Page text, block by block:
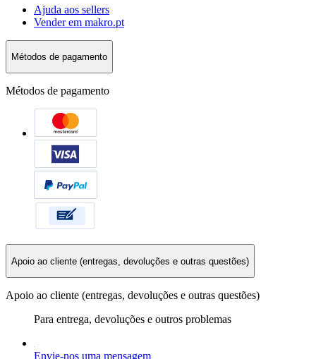
Ajuda aos sellers
Vender em makro.pt
Métodos de pagamento
Métodos de pagamento
Apoio ao cliente (entregas, devoluções e outras questões)
Apoio ao cliente (entregas, devoluções e outras questões)
Para entrega, devoluções e outros problemas
Envie-nos uma mensagem